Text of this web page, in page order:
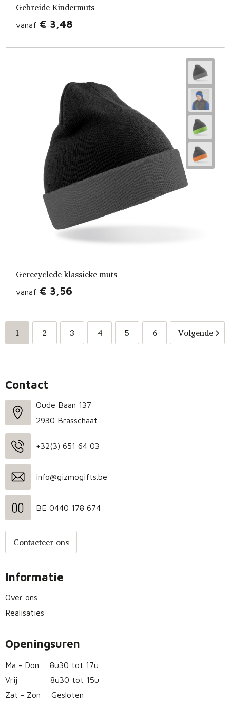
Gebreide Kindermuts
vanaf € 3,48
Gerecyclede klassieke muts
vanaf € 3,56
1 2 3 4 5 6 Volgende
Contact
Oude Baan 137
2930 Brasschaat
+32(3) 651 64 03
info@gizmogifts.be
BE 0440 178 674
Contacteer ons
Informatie
Over ons
Realisaties
Openingsuren
Ma - Don
8u30 tot 17u
Vrij
8u30 tot 15u
Zat - Zon
Gesloten